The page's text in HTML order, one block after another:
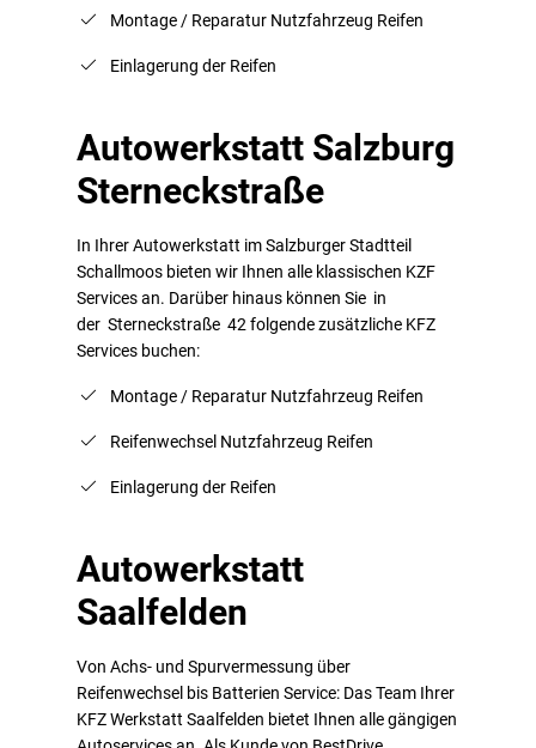
Montage / Reparatur Nutzfahrzeug Reifen
Einlagerung der Reifen
Autowerkstatt Salzburg
Sterneckstraße
In Ihrer Autowerkstatt im Salzburger Stadtteil
Schallmoos bieten wir Ihnen alle klassischen KZF
Services an. Darüber hinaus können Sie in
der Sterneckstraße 42 folgende zusätzliche KFZ
Services buchen:
Montage / Reparatur Nutzfahrzeug Reifen
Reifenwechsel Nutzfahrzeug Reifen
Einlagerung der Reifen
Autowerkstatt
Saalfelden
Von Achs- und Spurvermessung über
Reifenwechsel bis Batterien Service: Das Team Ihrer
KFZ Werkstatt Saalfelden bietet Ihnen alle gängigen